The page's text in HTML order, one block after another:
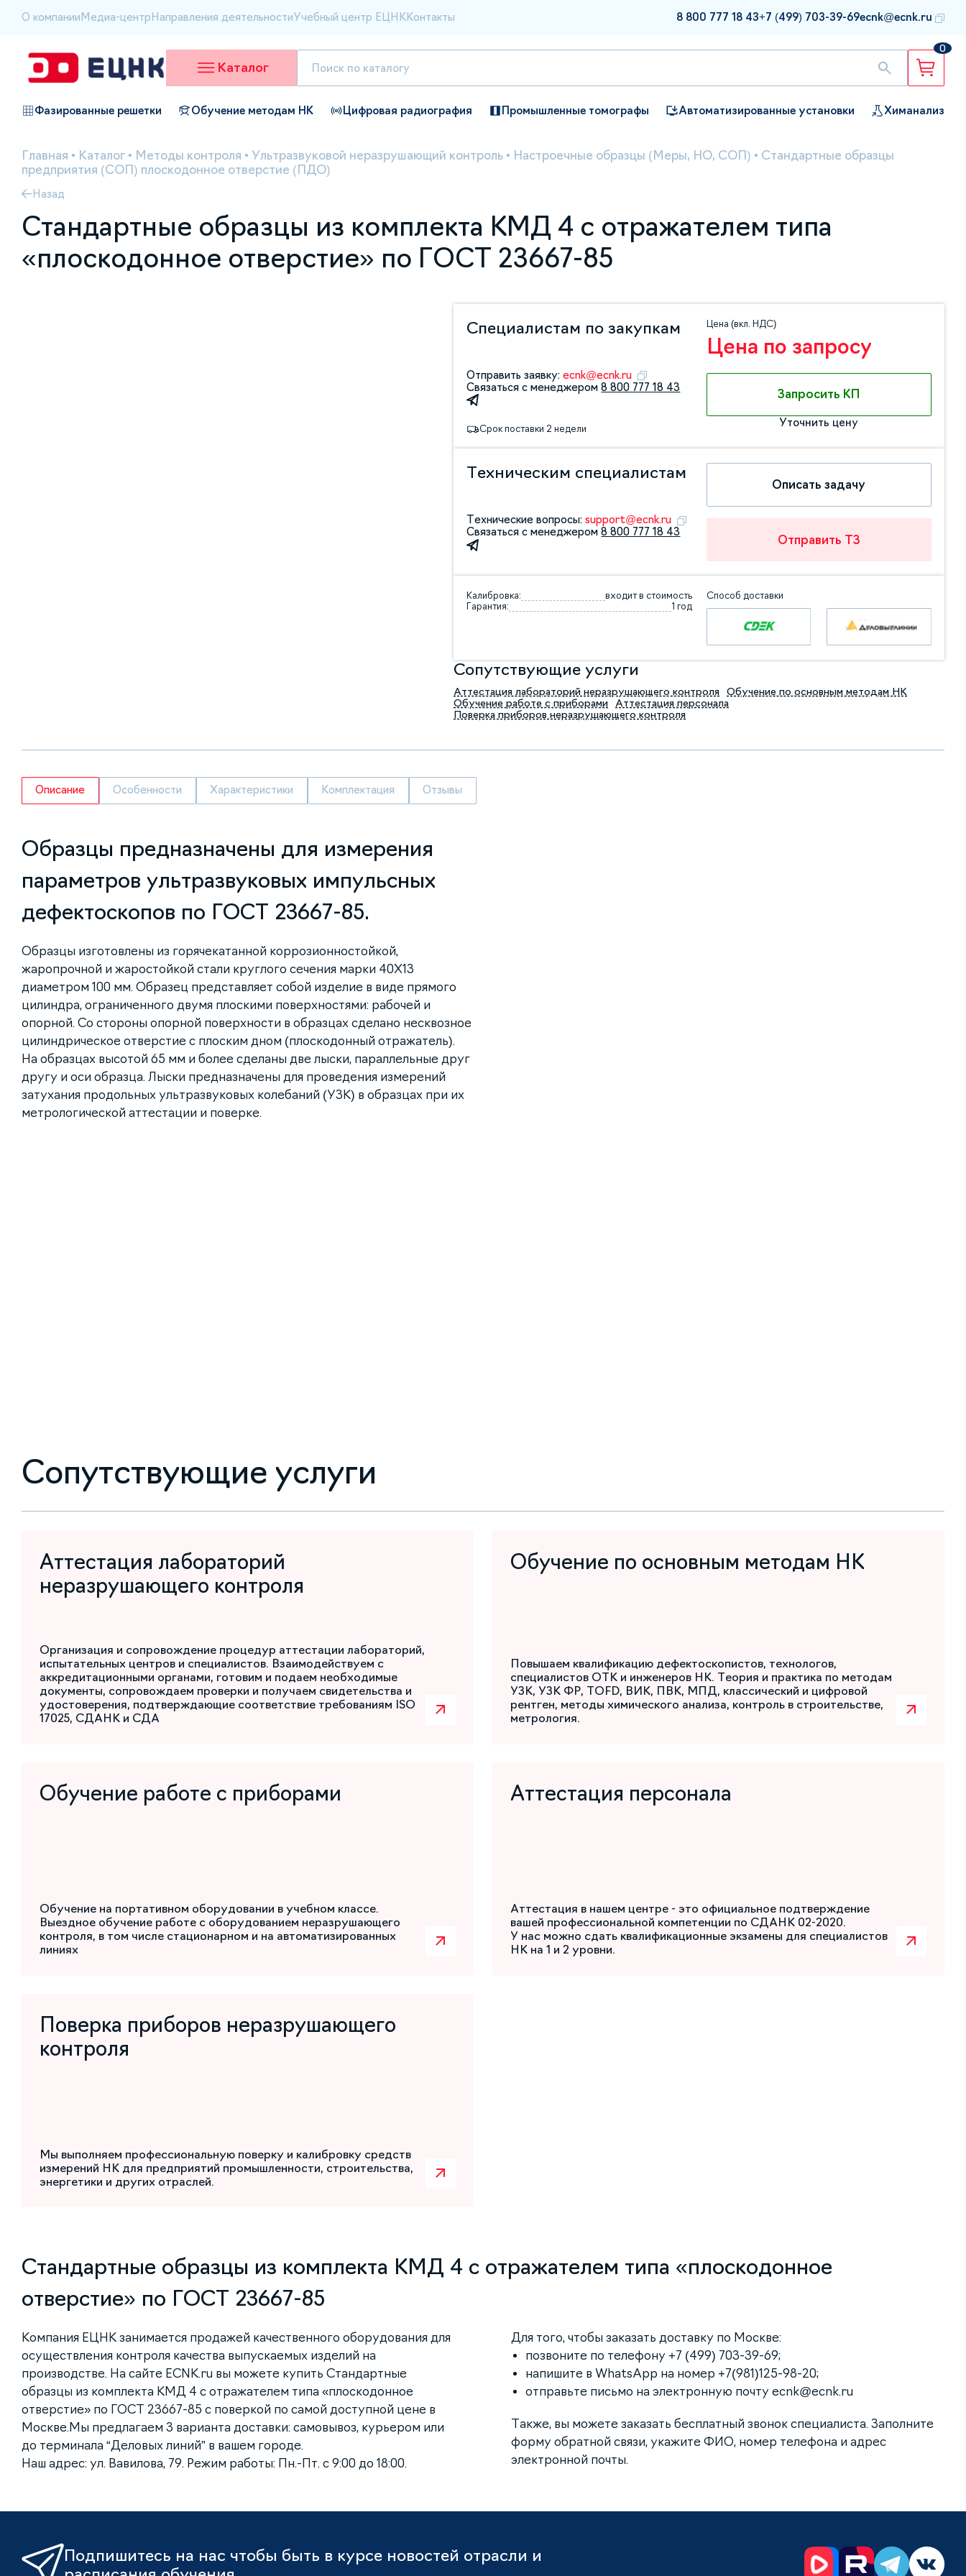
О компании Медиа-центр Направления деятельностиУчебный центр ЕЦНК Контакты 8 800 777 18 43+7 (499) 703-39-69ecnk@ecnk.ru
Каталог
0
Фазированные решетки Обучение методам НК Цифровая радиография Промышленные томографы Автоматизированные установки Химанализ
Главная • Каталог • Методы контроля • Ультразвуковой неразрушающий контроль • Настроечные образцы (Меры, НО, СОП) • Стандартные образцы
предприятия (СОП) плоскодонное отверстие (ПДО)
Назад
Стандартные образцы из комплекта КМД 4 с отражателем типа
«плоскодонное отверстие» по ГОСТ 23667-85
Специалистам по закупкам
Отправить заявку:ecnk@ecnk.ru
Связаться с менеджером8 800 777 18 43
Срок поставки 2 недели
Цена (вкл. НДС)
Цена по запросу
Запросить КП
Уточнить цену
Техническим специалистам
Технические вопросы:support@ecnk.ru
Связаться с менеджером8 800 777 18 43
Описать задачу
Отправить ТЗ
Калибровка:
входит в стоимость
Гарантия:
1 год
Способ доставки
Сопутствующие услуги
Аттестация лабораторий неразрушающего контроля
Обучение по основным методам НК
Обучение работе с приборами
Аттестация персонала
Поверка приборов неразрушающего контроля
Описание Особенности Характеристики Комплектация Отзывы
Образцы предназначены для измерения
параметров ультразвуковых импульсных
дефектоскопов по ГОСТ 23667-85.
Образцы изготовлены из горячекатанной коррозионностойкой,
жаропрочной и жаростойкой стали круглого сечения марки 40Х13
диаметром 100 мм. Образец представляет собой изделие в виде прямого
цилиндра, ограниченного двумя плоскими поверхностями: рабочей и
опорной. Со стороны опорной поверхности в образцах сделано несквозное
цилиндрическое отверстие с плоским дном (плоскодонный отражатель).
На образцах высотой 65 мм и более сделаны две лыски, параллельные друг
другу и оси образца. Лыски предназначены для проведения измерений
затухания продольных ультразвуковых колебаний (УЗК) в образцах при их
метрологической аттестации и поверке.
Сопутствующие услуги
Аттестация лабораторий
неразрушающего контроля
Организация и сопровождение процедур аттестации лабораторий,
испытательных центров и специалистов. Взаимодействуем с
аккредитационными органами, готовим и подаем необходимые
документы, сопровождаем проверки и получаем свидетельства и
удостоверения, подтверждающие соответствие требованиям ISO
17025, СДАНК и СДА
Обучение по основным методам НК
Повышаем квалификацию дефектоскопистов, технологов,
специалистов ОТК и инженеров НК. Теория и практика по методам
УЗК, УЗК ФР, TOFD, ВИК, ПВК, МПД, классический и цифровой
рентген, методы химического анализа, контроль в строительстве,
метрология.
Обучение работе с приборами
Обучение на портативном оборудовании в учебном классе.
Выездное обучение работе с оборудованием неразрушающего
контроля, в том числе стационарном и на автоматизированных
линиях
Аттестация персонала
Аттестация в нашем центре - это официальное подтверждение
вашей профессиональной компетенции по СДАНК 02-2020.
У нас можно сдать квалификационные экзамены для специалистов
НК на 1 и 2 уровни.
Поверка приборов неразрушающего
контроля
Мы выполняем профессиональную поверку и калибровку средств
измерений НК для предприятий промышленности, строительства,
энергетики и других отраслей.
Стандартные образцы из комплекта КМД 4 с отражателем типа «плоскодонное
отверстие» по ГОСТ 23667-85
Компания ЕЦНК занимается продажей качественного оборудования для
осуществления контроля качества выпускаемых изделий на
производстве. На сайте ECNK.ru вы можете купить Стандартные
образцы из комплекта КМД 4 с отражателем типа «плоскодонное
отверстие» по ГОСТ 23667-85 с поверкой по самой доступной цене в
Москве.Мы предлагаем 3 варианта доставки: самовывоз, курьером или
до терминала “Деловых линий” в вашем городе.
Наш адрес: ул. Вавилова, 79. Режим работы: Пн.-Пт. с 9:00 до 18:00.
Для того, чтобы заказать доставку по Москве:
позвоните по телефону +7 (499) 703-39-69;
напишите в WhatsApp на номер +7(981)125-98-20;
отправьте письмо на электронную почтуecnk@ecnk.ru
Также, вы можете заказать бесплатный звонок специалиста. Заполните
форму обратной связи, укажите ФИО, номер телефона и адрес
электронной почты.
Подпишитесь на нас чтобы быть в курсе новостей отрасли и